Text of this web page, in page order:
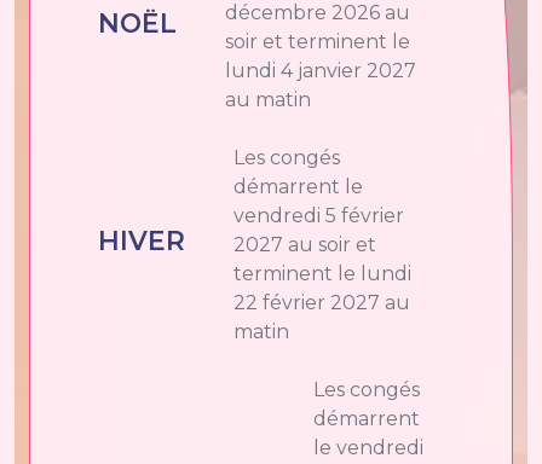
NOËL
décembre 2026 au
soir et terminent le
lundi 4 janvier 2027
au matin
HIVER
Les congés
démarrent le
vendredi 5 février
2027 au soir et
terminent le lundi
22 février 2027 au
matin
Les congés
démarrent
le vendredi